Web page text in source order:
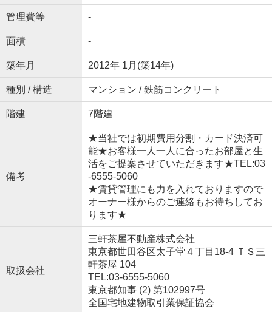
管理費等 -
面積 -
築年月 2012年 1月(築14年)
種別 / 構造 マンション / 鉄筋コンクリート
階建 7階建
備考
★当社では初期費用分割・カード決済可
能★お客様一人一人に合ったお部屋と生
活をご提案させていただきます★TEL:03
-6555-5060
★賃貸管理にも力を入れておりますので
オーナー様からのご連絡もお待ちしてお
ります★
取扱会社
三軒茶屋不動産株式会社
東京都世田谷区太子堂４丁目18-4 ＴＳ三
軒茶屋 104
TEL:03-6555-5060
東京都知事 (2) 第102997号
全国宅地建物取引業保証協会